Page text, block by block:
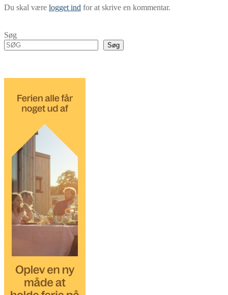
Du skal være logget ind for at skrive en kommentar.
Søg
Søg